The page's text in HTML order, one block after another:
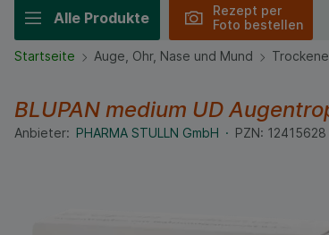
Alle Produkte
Rezept per
Foto bestellen
Startseite Auge, Ohr, Nase und Mund
BLUPAN medium UD
Anbieter: PHARMA STULLN GmbH PZN: 12415628